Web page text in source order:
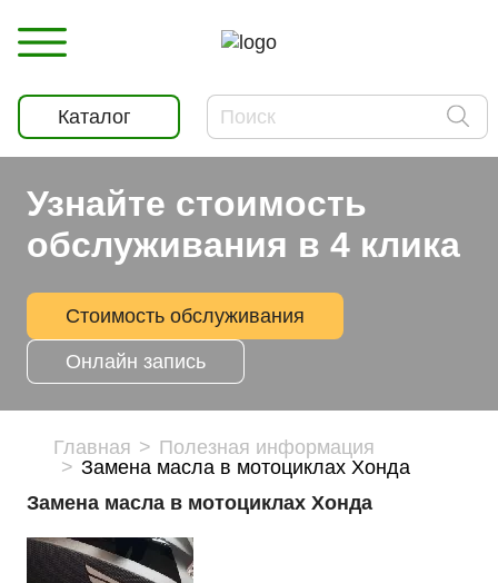
Каталог
Узнайте стоимость
обслуживания в 4 клика
Стоимость обслуживания
Онлайн запись
Главная
Полезная информация
Замена масла в мотоциклах Хонда
Замена масла в мотоциклах Хонда